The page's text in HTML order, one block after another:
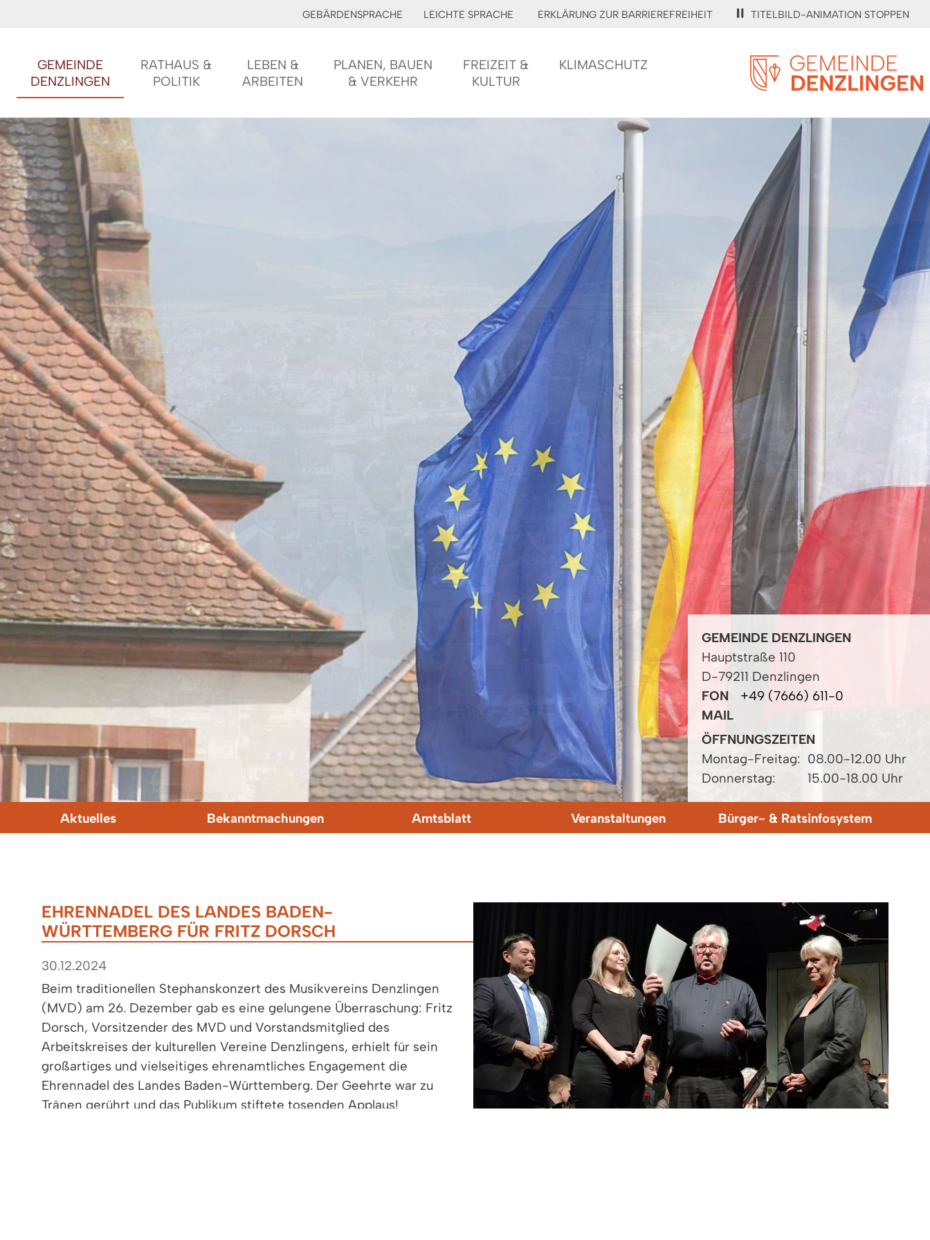
GEBÄRDENSPRACHE LEICHTE SPRACHE ERKLÄRUNG ZUR BARRIEREFREIHEIT TITELBILD-ANIMATION STOPPEN
GEMEINDE
DENZLINGEN
RATHAUS &
POLITIK
LEBEN &
ARBEITEN
PLANEN, BAUEN
& VERKEHR
FREIZEIT &
KULTUR
KLIMASCHUTZ
GEMEINDE DENZLINGEN
Hauptstraße 110
D-79211 Denzlingen
FON
+49 (7666) 611-0
MAIL
ÖFFNUNGSZEITEN
Montag-Freitag: 08.00-12.00 Uhr
Donnerstag:
15.00-18.00 Uhr
Aktuelles Bekanntmachungen Amtsblatt Veranstaltungen Bürger- & Ratsinfosystem
EHRENNADEL DES LANDES BADEN-
WÜRTTEMBERG FÜR FRITZ DORSCH
30.12.2024
Beim traditionellen Stephanskonzert des Musikvereins Denzlingen
(MVD) am 26. Dezember gab es eine gelungene Überraschung: Fritz
Dorsch, Vorsitzender des MVD und Vorstandsmitglied des
Arbeitskreises der kulturellen Vereine Denzlingens, erhielt für sein
großartiges und vielseitiges ehrenamtliches Engagement die
Ehrennadel des Landes Baden-Württemberg. Der Geehrte war zu
Tränen gerührt und das Publikum stiftete tosenden Applaus!